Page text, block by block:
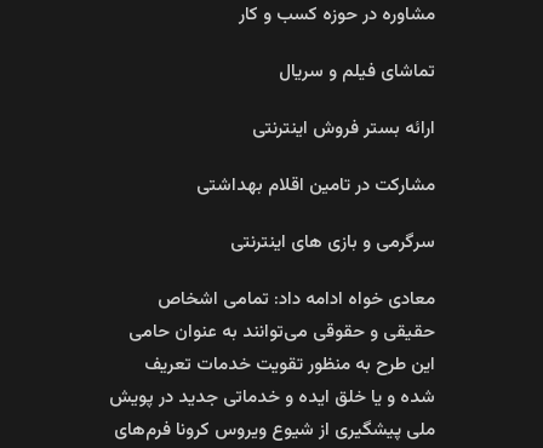
مشاوره در حوزه کسب و کار
تماشای فیلم و سریال
ارائه بستر فروش اینترنتی
مشارکت در تامین اقلام بهداشتی
سرگرمی و بازی های اینترنتی
معادی خواه ادامه داد: تمامی اشخاص
حقیقی و حقوقی می‌توانند به عنوان حامی
این طرح به منظور تقویت خدمات تعریف
شده و یا خلق ایده و خدماتی جدید در پویش
ملی پیشگیری از شیوع ویروس کرونا فرم‌های